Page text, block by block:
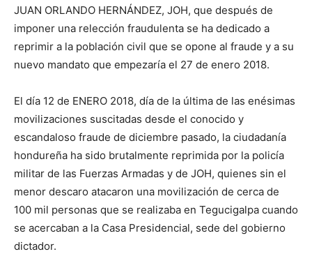
JUAN ORLANDO HERNÁNDEZ, JOH, que después de
imponer una relección fraudulenta se ha dedicado a
reprimir a la población civil que se opone al fraude y a su
nuevo mandato que empezaría el 27 de enero 2018.
El día 12 de ENERO 2018, día de la última de las enésimas
movilizaciones suscitadas desde el conocido y
escandaloso fraude de diciembre pasado, la ciudadanía
hondureña ha sido brutalmente reprimida por la policía
militar de las Fuerzas Armadas y de JOH, quienes sin el
menor descaro atacaron una movilización de cerca de
100 mil personas que se realizaba en Tegucigalpa cuando
se acercaban a la Casa Presidencial, sede del gobierno
dictador.